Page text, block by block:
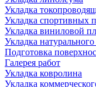
Укладка
Укладка спортивных
Укладка виниловой
Укладка
Подготовка
Галерея работ
Укладка ковролина
Укладка